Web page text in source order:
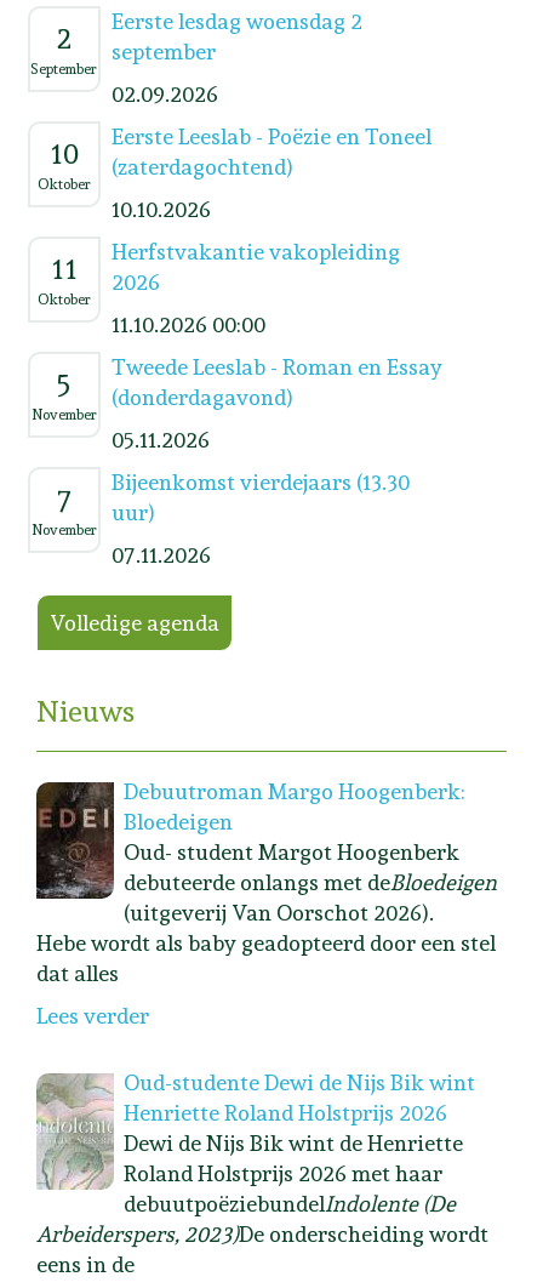
2
September
Eerste lesdag woensdag 2
september
02.09.2026
10
Oktober
Eerste Leeslab - Poëzie en Toneel
(zaterdagochtend)
10.10.2026
11
Oktober
Herfstvakantie vakopleiding
2026
11.10.2026 00:00
5
November
Tweede Leeslab - Roman en Essay
(donderdagavond)
05.11.2026
7
November
Bijeenkomst vierdejaars (13.30
uur)
07.11.2026
Volledige agenda
Nieuws
Debuutroman Margo Hoogenberk:
Bloedeigen
Oud- student Margot Hoogenberk
debuteerde onlangs met deBloedeigen
(uitgeverij Van Oorschot 2026).
Hebe wordt als baby geadopteerd door een stel
dat alles
Lees verder
Oud-studente Dewi de Nijs Bik wint
Henriette Roland Holstprijs 2026
Dewi de Nijs Bik wint de Henriette
Roland Holstprijs 2026 met haar
debuutpoëziebundelIndolente (De
Arbeiderspers, 2023)De onderscheiding wordt
eens in de